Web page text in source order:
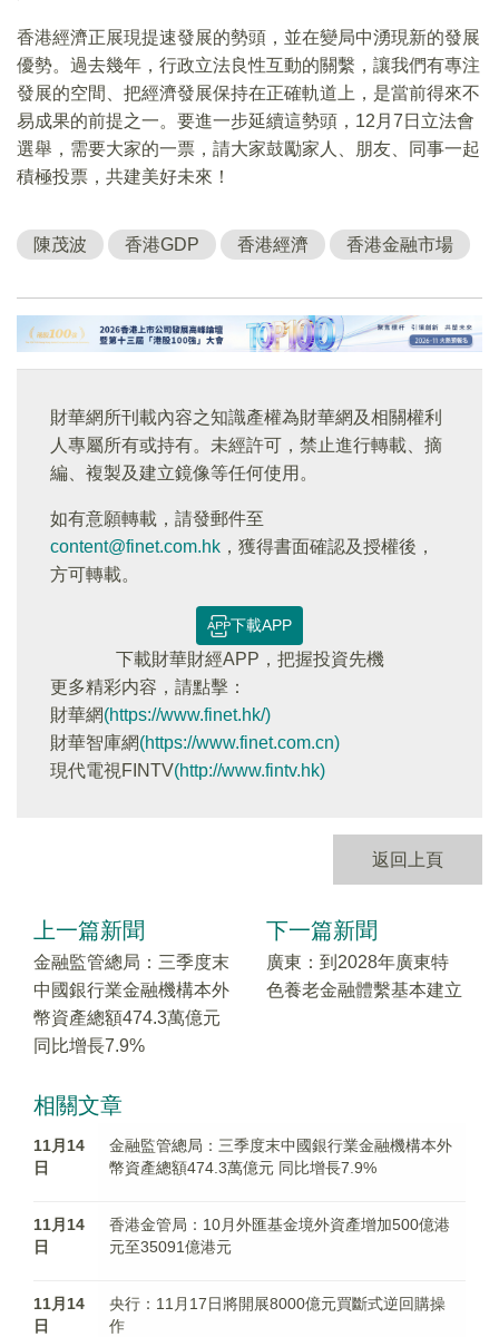
香港經濟正展現提速發展的勢頭，並在變局中湧現新的發展
優勢。過去幾年，行政立法良性互動的關繫，讓我們有專注
發展的空間、把經濟發展保持在正確軌道上，是當前得來不
易成果的前提之一。要進一步延續這勢頭，12月7日立法會
選舉，需要大家的一票，請大家鼓勵家人、朋友、同事一起
積極投票，共建美好未來！
陳茂波 香港GDP 香港經濟 香港金融市場
財華網所刊載內容之知識產權為財華網及相關權利
人專屬所有或持有。未經許可，禁止進行轉載、摘
編、複製及建立鏡像等任何使用。
如有意願轉載，請發郵件至
content@finet.com.hk ，獲得書面確認及授權後，
方可轉載。
下載APP
下載財華財經APP，把握投資先機
更多精彩内容，請點擊：
財華網(https://www.finet.hk/)
財華智庫網(https://www.finet.com.cn)
現代電視FINTV(http://www.fintv.hk)
返回上頁
上一篇新聞
金融監管總局：三季度末
中國銀行業金融機構本外
幣資產總額474.3萬億元
同比增長7.9%
下一篇新聞
廣東：到2028年廣東特
色養老金融體繫基本建立
相關文章
11月14
日
金融監管總局：三季度末中國銀行業金融機構本外
幣資產總額474.3萬億元 同比增長7.9%
11月14
日
香港金管局：10月外匯基金境外資產增加500億港
元至35091億港元
11月14
日
央行：11月17日將開展8000億元買斷式逆回購操
作